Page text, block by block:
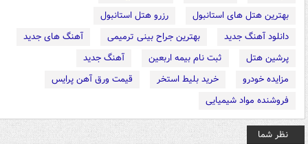
بهترین هتل های استانبول
رزرو هتل استانبول
دانلود آهنگ جدید
بهترین جراح بینی ترمیمی
آهنگ های جدید
پرشین هتل
ثبت نام بیمه اربعین
آهنگ جدید
مزایده خودرو
خرید بلیط استخر
قیمت ورق آهن پرایس
فروشنده مواد شیمیایی
نظر شما